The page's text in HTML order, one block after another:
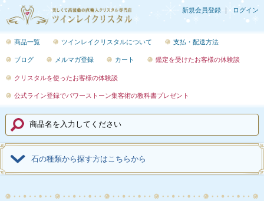
新規会員登録 ログイン
商品一覧 ツインレイクリスタルについて 支払・配送方法
ブログ メルマガ登録 カート 鑑定を受けたお客様の体験談
クリスタルを使ったお客様の体験談
公式ライン登録でパワーストーン集客術の教科書プレゼント
石の種類から探す方はこちらから